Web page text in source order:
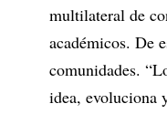
multilateral de
académicos. De
comunidades.
idea, evoluciona